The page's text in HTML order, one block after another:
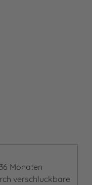
Monaten
verschluckbare